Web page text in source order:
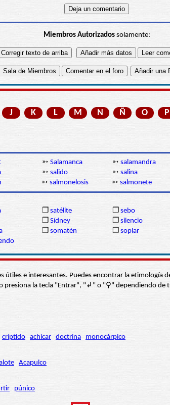
Miembros Autorizadossolamente:
J K L M N Ñ O P
➳ Salamanca ➳ salamandra
➳ salido ➳ salina
➳ salmonelosis ➳ salmonete
❒ satélite ❒ sebo
❒ Sídney ❒ silencio
❒ somatén ❒ soplar
útiles e interesantes. Puedes encontrar la
presiona la tecla "Entrar", "↲" o "⚲" dependiendo
críptido achicar doctrina monocárpico
Acapulco
púnico